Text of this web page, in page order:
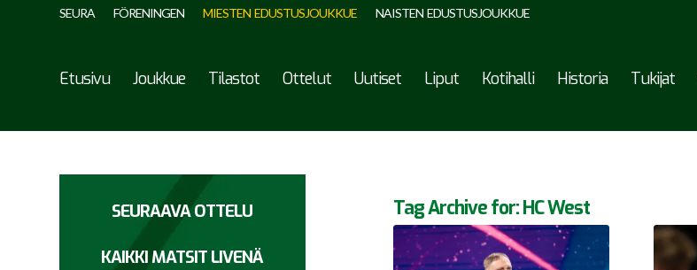
SEURA FÖRENINGEN MIESTEN EDUSTUSJOUKKUE NAISTEN EDUSTUSJOUKKUE
Etusivu Joukkue Tilastot Ottelut Uutiset Liput Kotihalli Historia Tukijat
Tag Archive for:HC West
SEURAAVA OTTELU
KAIKKI MATSIT LIVENÄ